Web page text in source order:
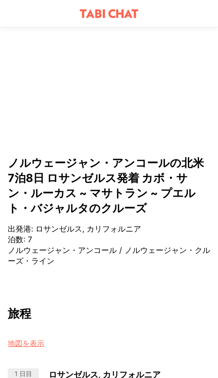
ノルウェージャン・アンコールの北米
7泊8日 ロサンゼルス発着 カボ・サ
ン・ルーカス ~ マサトラン ~ プエル
ト・バジャルタのクルーズ
出発港: ロサンゼルス, カリフォルニア
泊数: 7
ノルウェージャン・アンコール / ノルウェージャン・クル
ーズ・ライン
旅程
地図を表示
1 日目 ロサンゼルス, カリフォルニア